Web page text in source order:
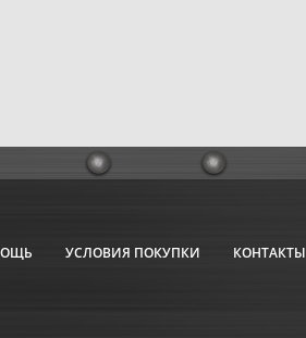
УСЛОВИЯ ПОКУПКИ КОНТАКТЫ